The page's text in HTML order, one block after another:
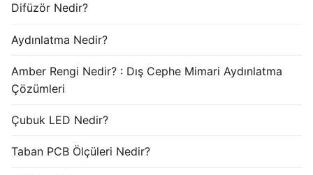
Difüzör Nedir?
Aydınlatma Nedir?
Amber Rengi Nedir? : Dış Cephe Mimari Aydınlatma
Çözümleri
Çubuk LED Nedir?
Taban PCB Ölçüleri Nedir?